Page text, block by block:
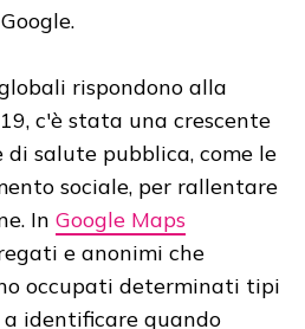
rispondono alla
c'è stata una crescente
salute pubblica, come le
sociale, per rallentare
In Google Maps
e anonimi che
occupati determinati tipi
identificare quando